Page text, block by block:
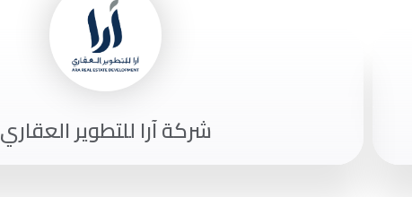
شركة آرا للتطوير العقاري